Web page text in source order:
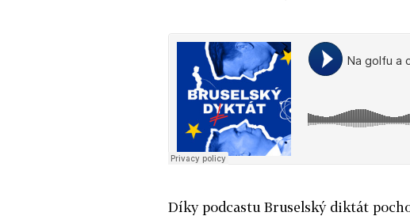
Díky podcastu Bruselský diktát